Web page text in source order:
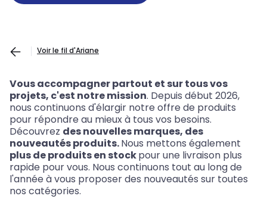
Voir le fil d'Ariane
Vous accompagner partout et sur tous vos
projets, c'est notre mission. Depuis début 2026,
nous continuons d'élargir notre offre de produits
pour répondre au mieux à tous vos besoins.
Découvrez des nouvelles marques, des
nouveautés produits.Nous mettons également
plus de produits en stockpour une livraison plus
rapide pour vous. Nous continuons tout au long de
l'année à vous proposer des nouveautés sur toutes
nos catégories.